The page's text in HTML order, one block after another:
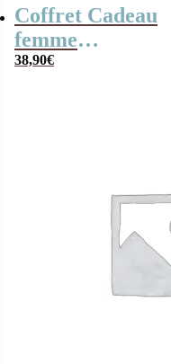
Coffret Cadeau
femme
« Génération 60 »
38,90€